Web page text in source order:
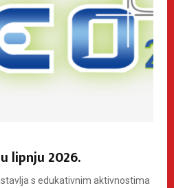
lipnju 2026.
s edukativnim aktivnostima